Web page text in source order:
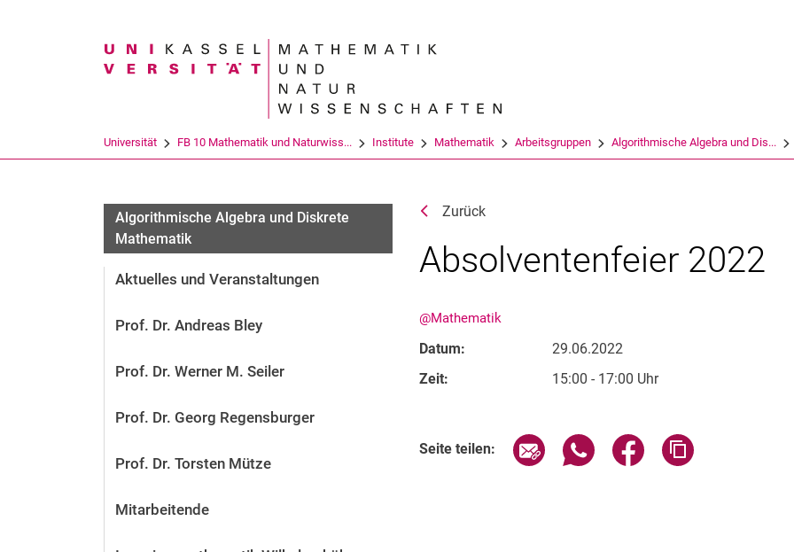
Suchbegriff
Universität FB 10 Mathematik und Naturwiss... Institute Mathematik Arbeitsgruppen Algorithmische Algebra und Dis...
Algorithmische Algebra und Diskrete
Mathematik
Aktuelles und Veranstaltungen
Prof. Dr. Andreas Bley
Prof. Dr. Werner M. Seiler
Prof. Dr. Georg Regensburger
Prof. Dr. Torsten Mütze
Mitarbeitende
Zurück
Absolventenfeier 2022
@Mathematik
Datum:
29.06.2022
Zeit:
15:00 - 17:00 Uhr
Seite teilen: Seite über E-Mail teilen
Seite über WhatsApp teilen
Seite über Facebook